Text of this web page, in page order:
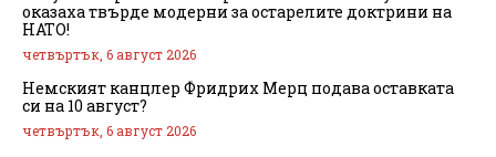
оказаха твърде модерни за остарелите доктрини на
НАТО!
четвъртък, 6 август 2026
Немският канцлер Фридрих Мерц подава оставката
си на 10 август?
четвъртък, 6 август 2026